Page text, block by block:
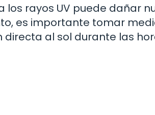
los rayos UV puede dañar
es importante tomar
al sol durante las